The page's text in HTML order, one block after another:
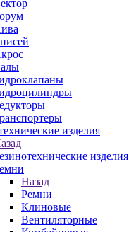
изделия
изделия
Назад
Ремни
Клиновые
Вентиляторные